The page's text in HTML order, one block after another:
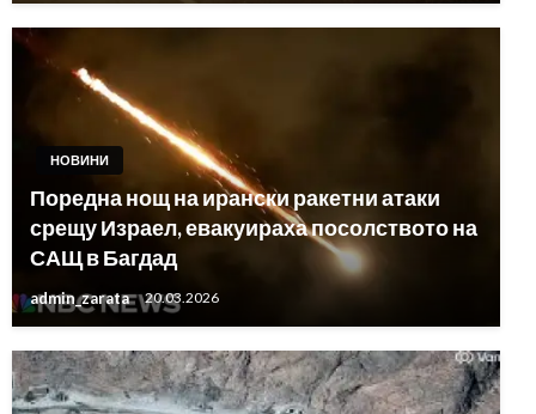
НОВИНИ
Поредна нощ на ирански ракетни атаки
срещу Израел, евакуираха посолството на
САЩ в Багдад
admin_zarata 20.03.2026